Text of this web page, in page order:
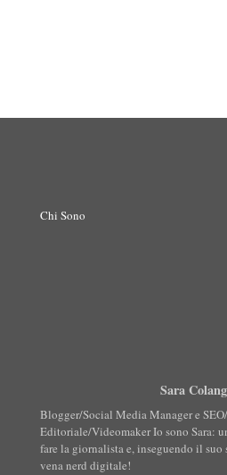
Chi Sono
Sara
Blogger/Social Media Manager e
Editoriale/Videomaker Io sono Sara:
fare la giornalista e, inseguendo il suo
vena nerd digitale!